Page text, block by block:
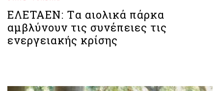
ΕΛΕΤΑΕΝ: Tα αιολικά πάρκα
αμβλύνουν τις συνέπειες τις
ενεργειακής κρίσης